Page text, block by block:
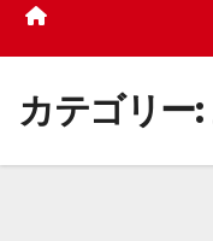
プ
カテゴリー: